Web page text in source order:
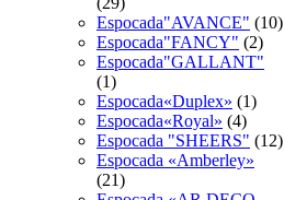
Espocada"AVANCE" (10)
Espocada"FANCY" (2)
Espocada"GALLANT"
(1)
Espocada«Duplex» (1)
Espocada«Royal» (4)
Espocadа "SHEERS" (12)
Espocadа «Amberley»
(21)